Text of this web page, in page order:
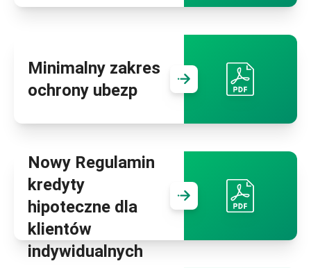
Minimalny zakres
ochrony ubezp
Przejdź do
Nowy Regulamin
kredyty
hipoteczne dla
klientów
indywidualnych
Przejdź do